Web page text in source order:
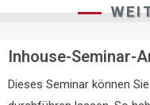
Inhouse-Seminar-
Dieses Seminar können